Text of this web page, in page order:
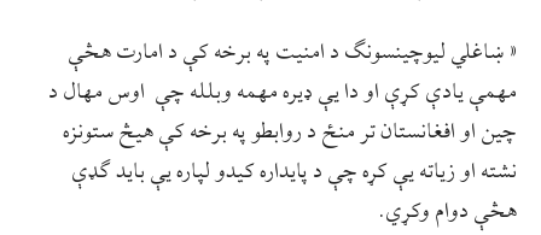
« ښاغلي لیوچینسونګ د امنیت په برخه کې د امارت هڅې
مهمې یادې کړې او دا یې ډیره مهمه وبلله چې اوس مهال د
چین او افغانستان تر منځ د روابطو په برخه کې هیڅ ستونزه
نشته او زیاته یې کړه چې د پایداره کیدو لپاره یې باید ګډې
هڅې دوام وکړي.